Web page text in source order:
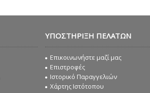
ΥΠΟΣΤΉΡΙΞΗ ΠΕΛΑΤΏΝ
Επικοινωνήστε μαζί μας
Επιστροφές
Ιστορικό Παραγγελιών
Χάρτης Ιστότοπου